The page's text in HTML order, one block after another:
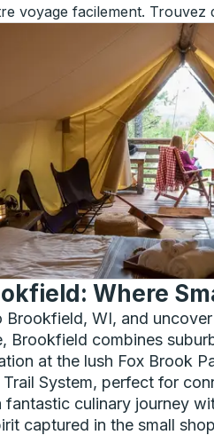
voyage facilement.
Where
Brookfield, WI, and
Brookfield combines
at the lush Fox Brook
Trail System, perfect for
culinary journey
captured in the small